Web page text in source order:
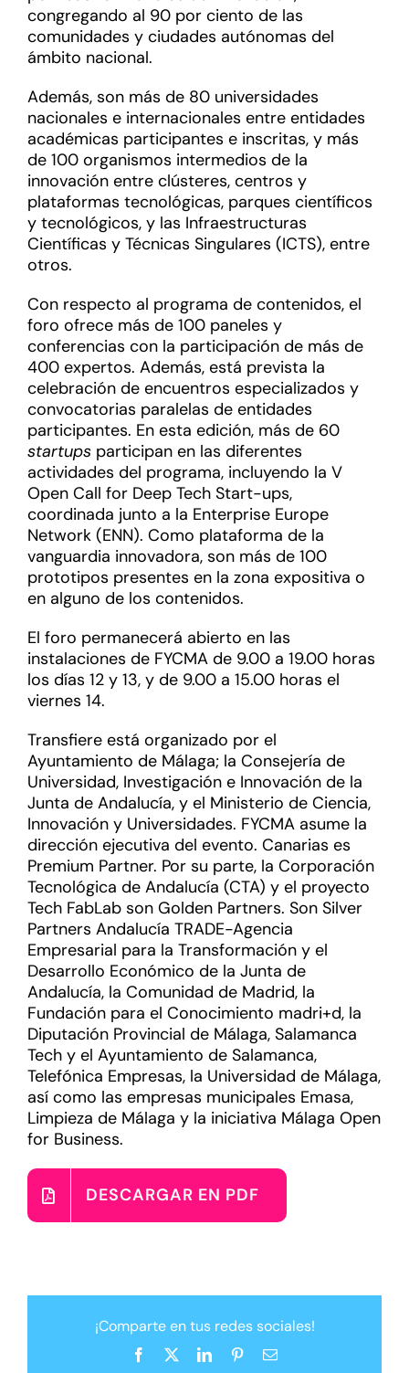
congregando al 90 por ciento de las
comunidades y ciudades autónomas del
ámbito nacional.
Además, son más de 80 universidades
nacionales e internacionales entre entidades
académicas participantes e inscritas, y más
de 100 organismos intermedios de la
innovación entre clústeres, centros y
plataformas tecnológicas, parques científicos
y tecnológicos, y las Infraestructuras
Científicas y Técnicas Singulares (ICTS), entre
otros.
Con respecto al programa de contenidos, el
foro ofrece más de 100 paneles y
conferencias con la participación de más de
400 expertos. Además, está prevista la
celebración de encuentros especializados y
convocatorias paralelas de entidades
participantes. En esta edición, más de 60
startups participan en las diferentes
actividades del programa, incluyendo la V
Open Call for Deep Tech Start-ups,
coordinada junto a la Enterprise Europe
Network (ENN). Como plataforma de la
vanguardia innovadora, son más de 100
prototipos presentes en la zona expositiva o
en alguno de los contenidos.
El foro permanecerá abierto en las
instalaciones de FYCMA de 9.00 a 19.00 horas
los días 12 y 13, y de 9.00 a 15.00 horas el
viernes 14.
Transfiere está organizado por el
Ayuntamiento de Málaga; la Consejería de
Universidad, Investigación e Innovación de la
Junta de Andalucía, y el Ministerio de Ciencia,
Innovación y Universidades. FYCMA asume la
dirección ejecutiva del evento. Canarias es
Premium Partner. Por su parte, la Corporación
Tecnológica de Andalucía (CTA) y el proyecto
Tech FabLab son Golden Partners. Son Silver
Partners Andalucía TRADE-Agencia
Empresarial para la Transformación y el
Desarrollo Económico de la Junta de
Andalucía, la Comunidad de Madrid, la
Fundación para el Conocimiento madri+d, la
Diputación Provincial de Málaga, Salamanca
Tech y el Ayuntamiento de Salamanca,
Telefónica Empresas, la Universidad de Málaga,
así como las empresas municipales Emasa,
Limpieza de Málaga y la iniciativa Málaga Open
for Business.
DESCARGAR EN PDF
¡Comparte en tus redes sociales!
Facebook LinkedInPinterestCorreo